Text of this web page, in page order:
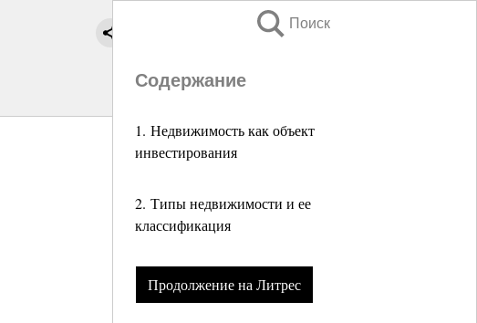
Поиск
Содержание
1. Недвижимость как объект
инвестирования
2. Типы недвижимости и ее
классификация
Продолжение на Литрес